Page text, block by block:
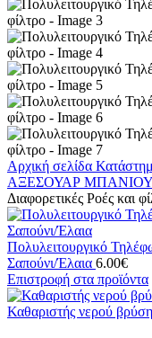
Αρχική σελίδα
ΑΞΕΣΟΥΑΡ ΜΠΑΝΙΟΥ
Διαφορετικές Ροές και
Πολυλειτουργικό
Σαπούνι/Έλαια 6.00€
Επιστροφή στα προϊόντα
Καθαριστής νερού